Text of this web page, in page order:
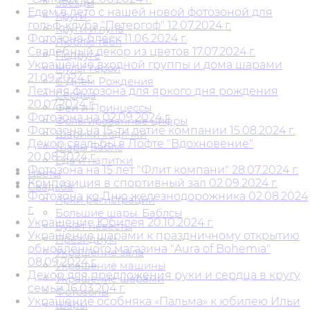
Круги
Круги и луна
Люблю тебя
Подруге
Мульт герои
С Днем Рождения
Сердца
Феи и Принцессы
Фольгированные цифры
Шарики ходячки
Шары Баблс
Еда и напитки
Цветы
Свадьба
Арки регистрации
Большие шары. Баблсы
Букет невесты
Президиум
Украшение зала
Украшение машины
Украшение шарами
Фотозоны
Шары
Едем в лето с нашей новой фотозоной для
гольф-клуба "Петергоф" 12.07.2024 г.
Фотозона-блеск 11.06.2024 г.
Свадебный декор из цветов 17.07.2024 г.
Украшение входной группы и дома шарами
21.09.2024 г.
Летняя фотозона для яркого дня рождения
20.07.2024 г.
Фотозона на 02.09.2024 г.
Фотозона на 15-ти летие компании 15.08.2024 г.
Декор свадьбы в Лофте "Вдохновение"
20.08.2024 г.
Фотозона на 15 лет "Флит компани" 28.07.2024 г.
Композиция в спортивный зал 02.09.2024 г.
Фотозона ко Дню железнодорожника 02.08.2024
г.
Украшение Юбилея 20.10.2024 г.
Украшение шарами к праздничному открытию
обновлённого магазина "Aura of Bohemia"
08.09.2024 г.
Декор для предложения руки и сердца в кругу
семьи 16.03.204 г.
Украшение особняка «Пальма» к юбилею Ильи